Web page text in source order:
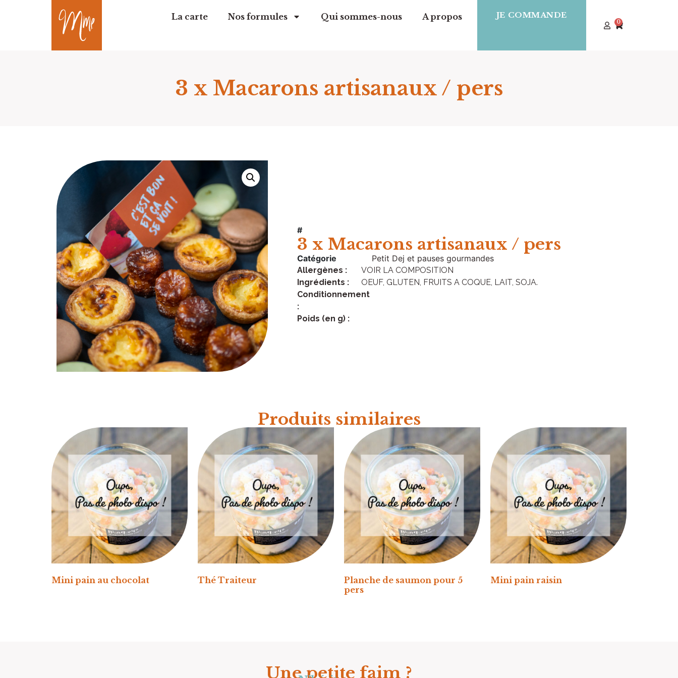
La carte Nos formules Qui sommes-nous A propos JE COMMANDE
0
3 x Macarons artisanaux / pers
#
3 x Macarons artisanaux / pers
Catégorie Petit Dej et pauses gourmandes
Allergènes :
VOIR LA COMPOSITION
Ingrédients :
OEUF, GLUTEN, FRUITS A COQUE, LAIT, SOJA.
Conditionnement
:
Poids (en g) :
Produits similaires
Mini pain au chocolat Thé Traiteur
Planche de saumon pour 5
pers
Mini pain raisin
Une petite faim ?